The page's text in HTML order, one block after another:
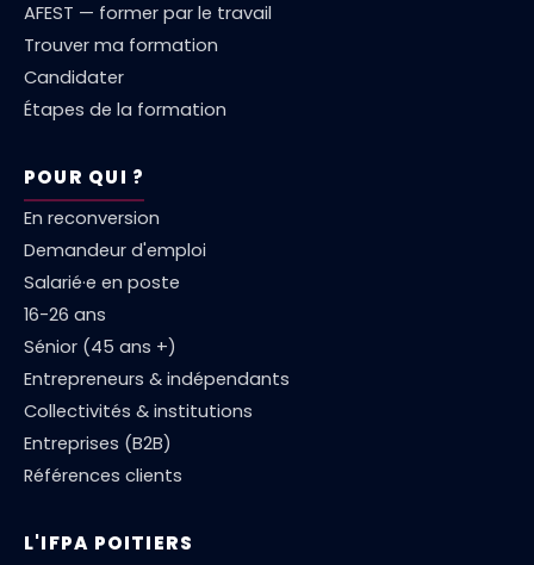
AFEST — former par le travail
Trouver ma formation
Candidater
Étapes de la formation
POUR QUI ?
En reconversion
Demandeur d'emploi
Salarié·e en poste
16-26 ans
Sénior (45 ans +)
Entrepreneurs & indépendants
Collectivités & institutions
Entreprises (B2B)
Références clients
L'IFPA POITIERS